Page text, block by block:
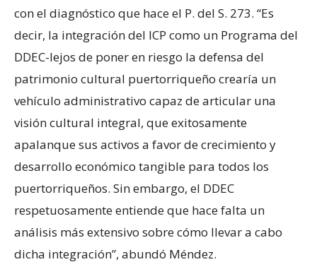
con el diagnóstico que hace el P. del S. 273. “Es
decir, la integración del ICP como un Programa del
DDEC-lejos de poner en riesgo la defensa del
patrimonio cultural puertorriqueño crearía un
vehículo administrativo capaz de articular una
visión cultural integral, que exitosamente
apalanque sus activos a favor de crecimiento y
desarrollo económico tangible para todos los
puertorriqueños. Sin embargo, el DDEC
respetuosamente entiende que hace falta un
análisis más extensivo sobre cómo llevar a cabo
dicha integración”, abundó Méndez.